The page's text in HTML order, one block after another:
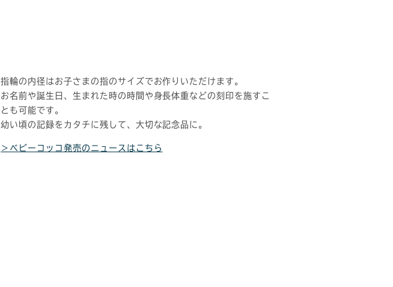
指輪の内径はお子さまの指のサイズでお作りいただけます。
お名前や誕生日、生まれた時の時間や身長体重などの刻印を施すこ
とも可能です。
幼い頃の記録をカタチに残して、大切な記念品に。
＞ベビーコッコ発売のニュースはこちら